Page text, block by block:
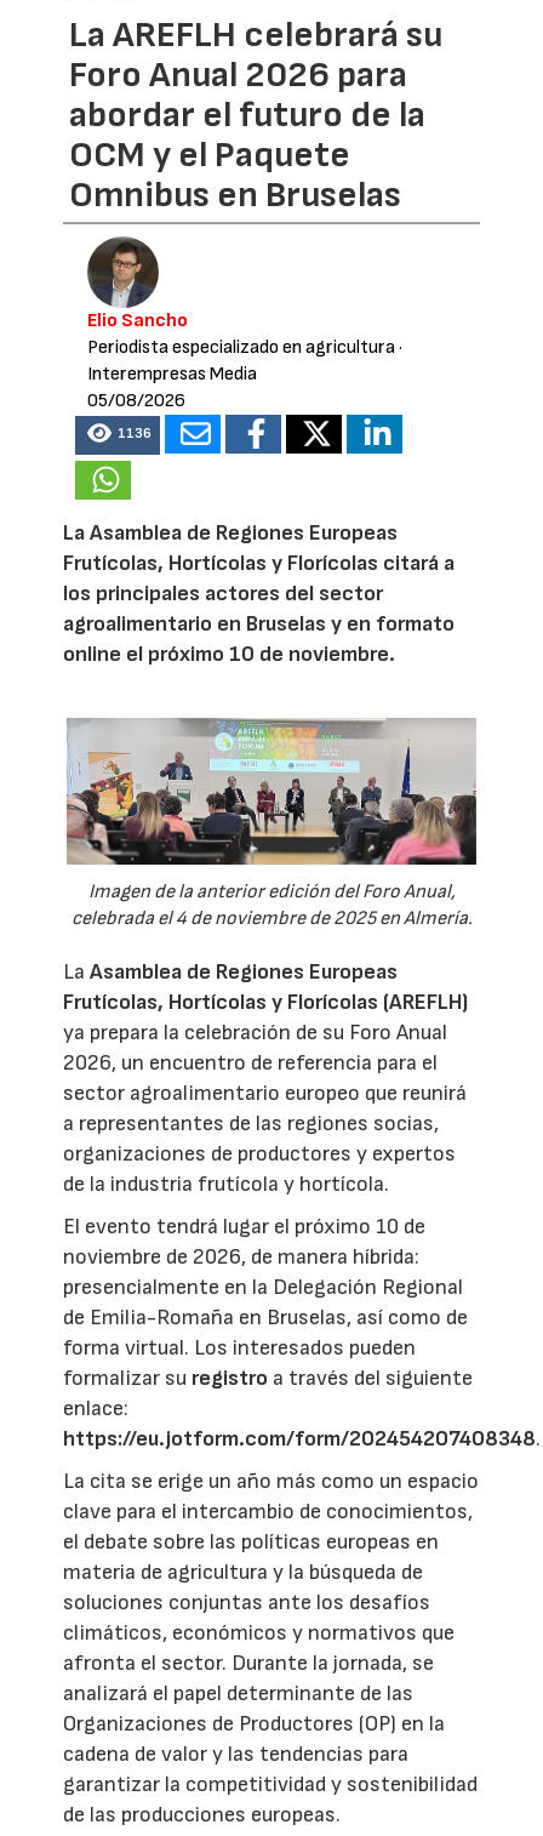
La AREFLH celebrará su
Foro Anual 2026 para
abordar el futuro de la
OCM y el Paquete
Omnibus en Bruselas
Elio Sancho
Periodista especializado en agricultura·
Interempresas Media
05/08/2026
1136
La Asamblea de Regiones Europeas
Frutícolas, Hortícolas y Florícolas citará a
los principales actores del sector
agroalimentario en Bruselas y en formato
online el próximo 10 de noviembre.
Imagen de la anterior edición del Foro Anual,
celebrada el 4 de noviembre de 2025 en Almería.
LaAsamblea de Regiones Europeas
Frutícolas, Hortícolas y Florícolas (AREFLH)
ya prepara la celebración de su Foro Anual
2026, un encuentro de referencia para el
sector agroalimentario europeo que reunirá
a representantes de las regiones socias,
organizaciones de productores y expertos
de la industria frutícola y hortícola.
El evento tendrá lugar el próximo 10 de
noviembre de 2026, de manera híbrida:
presencialmente en la Delegación Regional
de Emilia-Romaña en Bruselas, así como de
forma virtual. Los interesados pueden
formalizar su registro a través del siguiente
enlace:
https://eu.jotform.com/form/202454207408348.
La cita se erige un año más como un espacio
clave para el intercambio de conocimientos,
el debate sobre las políticas europeas en
materia de agricultura y la búsqueda de
soluciones conjuntas ante los desafíos
climáticos, económicos y normativos que
afronta el sector. Durante la jornada, se
analizará el papel determinante de las
Organizaciones de Productores (OP) en la
cadena de valor y las tendencias para
garantizar la competitividad y sostenibilidad
de las producciones europeas.